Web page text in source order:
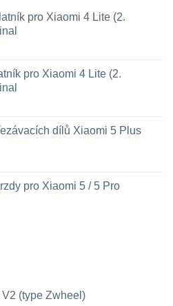
pro Xiaomi 4 Lite (2.
pro Xiaomi 4 Lite (2.
dílů Xiaomi 5 Plus
pro Xiaomi 5 / 5 Pro
(type Zwheel)